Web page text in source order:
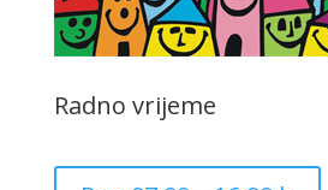
Radno vrijeme